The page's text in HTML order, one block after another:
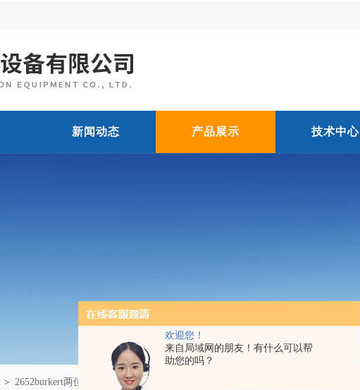
欢迎您！
来自局域网的朋友！有什么可以帮
助您的吗？
新闻动态 产品展示 技术中心
＞ 2652burkert两位两通带气动旋转装置的球阀2652